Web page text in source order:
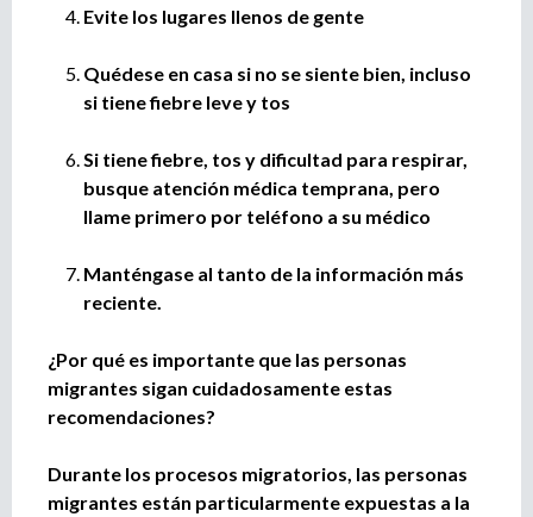
Evite los lugares llenos de gente
Quédese en casa si no se siente bien, incluso
si tiene fiebre leve y tos
Si tiene fiebre, tos y dificultad para respirar,
busque atención médica temprana, pero
llame primero por teléfono a su médico
Manténgase al tanto de la información más
reciente.
¿Por qué es importante que las personas
migrantes sigan cuidadosamente estas
recomendaciones?
Durante los procesos migratorios, las personas
migrantes están particularmente expuestas a la